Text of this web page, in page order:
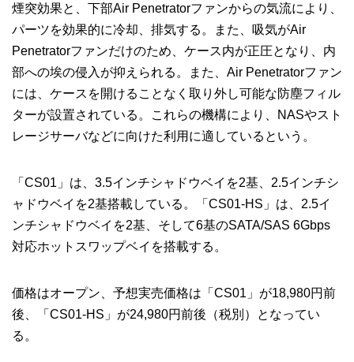
煙突効果と、下部Air Penetratorファンからの気流により、
パーツを効果的に冷却、排気する。また、吸気がAir
Penetratorファンだけのため、ケース内が正圧となり、内
部への埃の侵入が抑えられる。また、Air Penetratorファン
には、ケースを開けることなく取り外し可能な防塵フィル
ターが設置されている。これらの機構により、NASやスト
レージサーバなどに向けた利用に適しているという。
「CS01」は、3.5インチシャドウベイを2基、2.5インチシ
ャドウベイを2基搭載している。「CS01-HS」は、2.5イ
ンチシャドウベイを2基、そして6基のSATA/SAS 6Gbps
対応ホットスワップベイを搭載する。
価格はオープン、予想実売価格は「CS01」が18,980円前
後、「CS01-HS」が24,980円前後（税別）となってい
る。